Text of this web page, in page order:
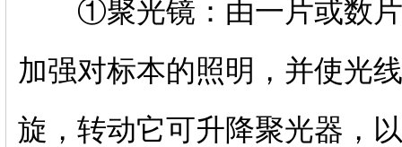
①聚光镜：由一片或数片
加强对标本的照明，并使光
旋，转动它可升降聚光器，